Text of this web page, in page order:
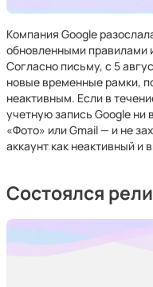
Компания Google
обновленными правилами
Согласно письму, с 5
новые временные рамки,
неактивным. Если в
учетную запись Google ни
«Фото» или Gmail — и не
аккаунт как неактивный и
Состоялся